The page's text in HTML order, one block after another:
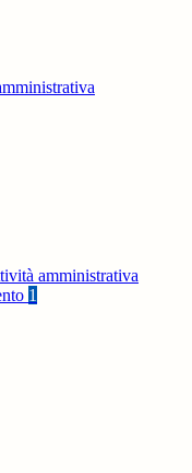
amministrativa
1